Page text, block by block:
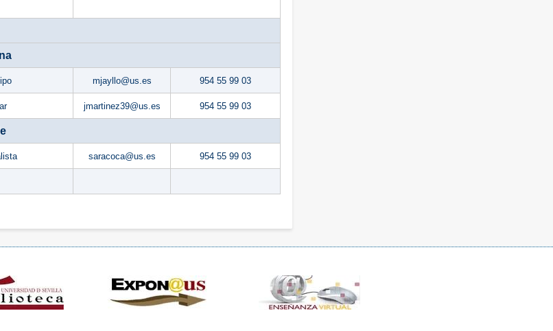
mjayllo@us.es 954 55 99 03
jmartinez39@us.es 954 55 99 03
saracoca@us.es 954 55 99 03